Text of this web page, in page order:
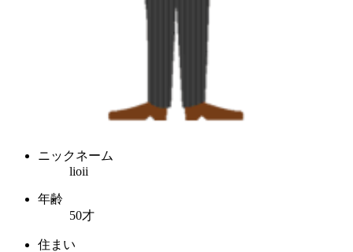
ニックネーム
lioii
年齢
50才
住まい